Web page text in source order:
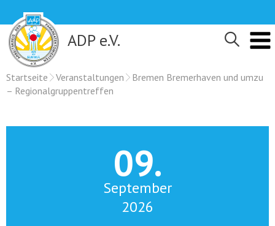
content
ADP e.V.
Startseite Veranstaltungen
Bremen Bremerhaven und umzu
– Regionalgruppentreffen
09.
September
2026